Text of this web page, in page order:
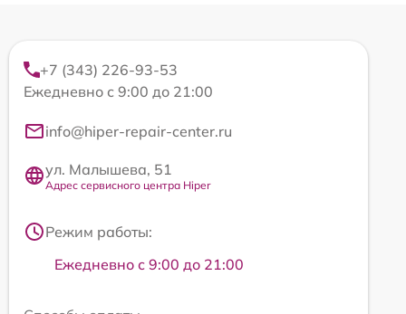
+7 (343) 226-93-53
Ежедневно с 9:00 до 21:00
info@hiper-repair-center.ru
ул. Малышева, 51
Адрес сервисного центра Hiper
Режим работы:
Ежедневно с 9:00 до 21:00